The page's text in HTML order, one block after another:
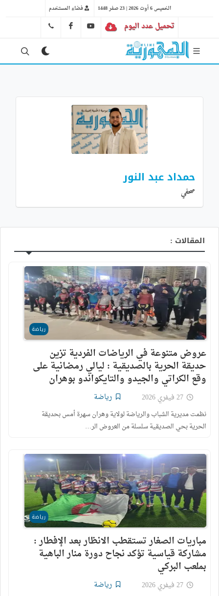
الخميس 6 أوت 2026 | 23 صفر 1448 فضاء المستخدم
تحميل عدد اليوم YT
FB
حمداد عبد النور
صحفي
المقالات :
رياضة
عروض متنوعة في الرياضات الفردية تزين
حديقة الحرية بالصديقية : ليالي رمضانية على
وقع الكراتي والجيدو والتايكواندو بوهران
27 فيفري 2026 رياضة
نظمت مديرية الشباب والرياضة لولاية وهران سهرة أمس بحديقة
الحرية بحي الصديقية سلسلة من العروض الر…
رياضة
مباريات الصغار تستقطب الانظار بعد الإفطار :
مشاركة قياسية تؤكد نجاح دورة منار الباهية
بملعب البركي
27 فيفري 2026 رياضة